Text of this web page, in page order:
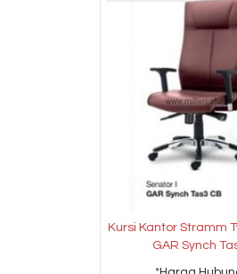
Kursi Kantor Stramm
GAR Synch